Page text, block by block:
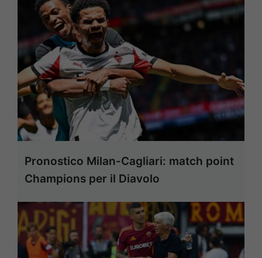
Pronostico Milan-Cagliari: match point
Champions per il Diavolo